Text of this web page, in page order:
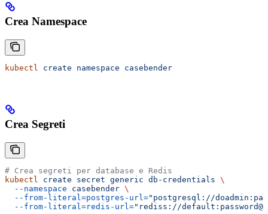
Crea Namespace
kubectl create namespace casebender
Crea Segreti
# Crea segreti per database e Redis
kubectl
create secret generic db-credentials \
  --namespace
casebender \
  --from-literal=postgres-url=
"postgresql://
  --from-literal=redis-url=
"rediss://